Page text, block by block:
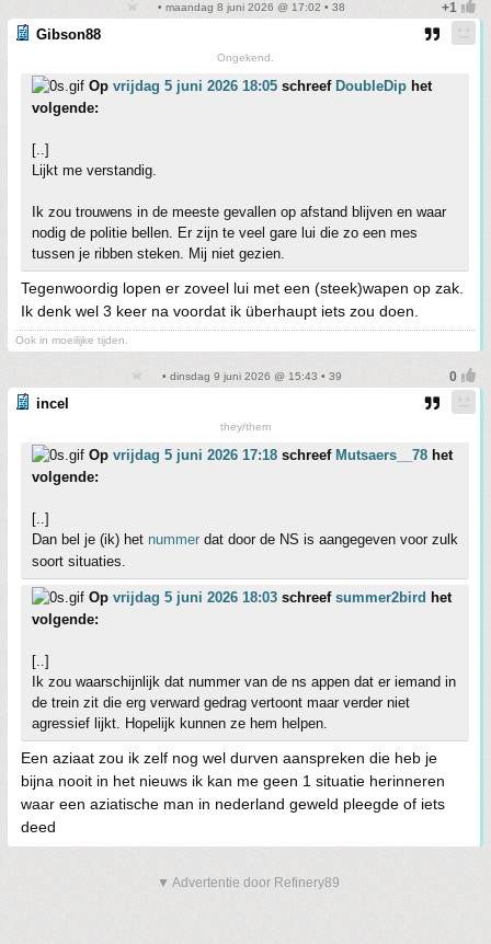
• maandag 8 juni 2026 @ 17:02 • 38
Gibson88
Ongekend.
Op vrijdag 5 juni 2026 18:05 schreef DoubleDip het
volgende:
[..]
Lijkt me verstandig.
Ik zou trouwens in de meeste gevallen op afstand blijven en waar
nodig de politie bellen. Er zijn te veel gare lui die zo een mes
tussen je ribben steken. Mij niet gezien.
Tegenwoordig lopen er zoveel lui met een (steek)wapen op zak.
Ik denk wel 3 keer na voordat ik überhaupt iets zou doen.
Ook in moeilijke tijden.
• dinsdag 9 juni 2026 @ 15:43 • 39
incel
they/them
Op vrijdag 5 juni 2026 17:18 schreef Mutsaers__78 het
volgende:
[..]
Dan bel je (ik) het nummer dat door de NS is aangegeven voor zulk
soort situaties.
Op vrijdag 5 juni 2026 18:03 schreef summer2bird het
volgende:
[..]
Ik zou waarschijnlijk dat nummer van de ns appen dat er iemand in
de trein zit die erg verward gedrag vertoont maar verder niet
agressief lijkt. Hopelijk kunnen ze hem helpen.
Een aziaat zou ik zelf nog wel durven aanspreken die heb je
bijna nooit in het nieuws ik kan me geen 1 situatie herinneren
waar een aziatische man in nederland geweld pleegde of iets
deed
▼ Advertentie door Refinery89